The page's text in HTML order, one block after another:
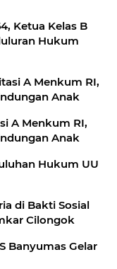
Ketua Kelas B
Hukum
A Menkum RI,
Anak
A Menkum RI,
Anak
Hukum UU
di Bakti Sosial
Cilongok
Banyumas Gelar